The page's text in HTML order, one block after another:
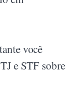
você
e STF sobre